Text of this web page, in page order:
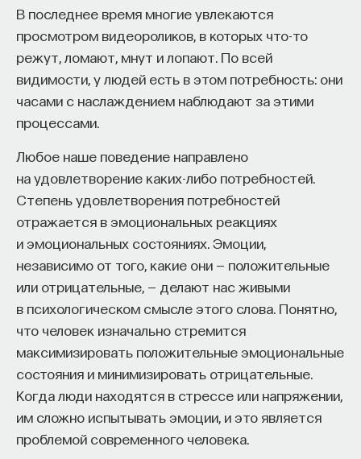
В последнее время многие увлекаются
просмотром видеороликов, в которых что-то
режут, ломают, мнут и лопают. По всей
видимости, у людей есть в этом потребность: они
часами с наслаждением наблюдают за этими
процессами.
Любое наше поведение направлено
на удовлетворение каких-либо потребностей.
Степень удовлетворения потребностей
отражается в эмоциональных реакциях
и эмоциональных состояниях. Эмоции,
независимо от того, какие они — положительные
или отрицательные, — делают нас живыми
в психологическом смысле этого слова. Понятно,
что человек изначально стремится
максимизировать положительные эмоциональные
состояния и минимизировать отрицательные.
Когда люди находятся в стрессе или напряжении,
им сложно испытывать эмоции, и это является
проблемой современного человека.
восполнялись и мы просыпались отдохнувшими.
Ответы на эти и другие вопросы можно найти,
записавшись на курс «Наука сна: как управлять
своим сном».
Пройдя этот курс, вы научитесь:
— Лучше понимать, что происходит с нами
во сне
— Заботиться о качестве своего сна
— Определять, какими способами можно
улучшить свой сон
— Использовать когнитивно-поведенческую
терапию и другие подходы при нарушениях
сна
Автор курса:
болезней и нейрохирургии Первого МГМУ
Автор задается вопросом, почему горстка
маленьких государств на западной оконечности
Евразии стала повелевать остальным миром
и каково будущее развитие Европы и других стран.
Нет лучшей иллюстрации для жизненного цикла
Коула — серия из 5 картин, находящихся сейчас
в галерее Нью-Йоркского исторического
общества. На всех пейзажах изображено устье
реки, над которой возвышается голая скала.
На первой картине — “Дикое состояние” —
первобытная местность с буйной
растительностью, тревожный рассвет и горстка
охотников и собирателей, явно не без труда
добывающих себе пропитание. Второе полотно,
“Аркадия, или Пастораль”, изображает сельскую
идиллию: люди вырубили лес, засеяли поля
и построили изящный храм в греческом духе.
Третья, самая большая картина, — “Приход
империи”. Безоблачный полдень. Природный